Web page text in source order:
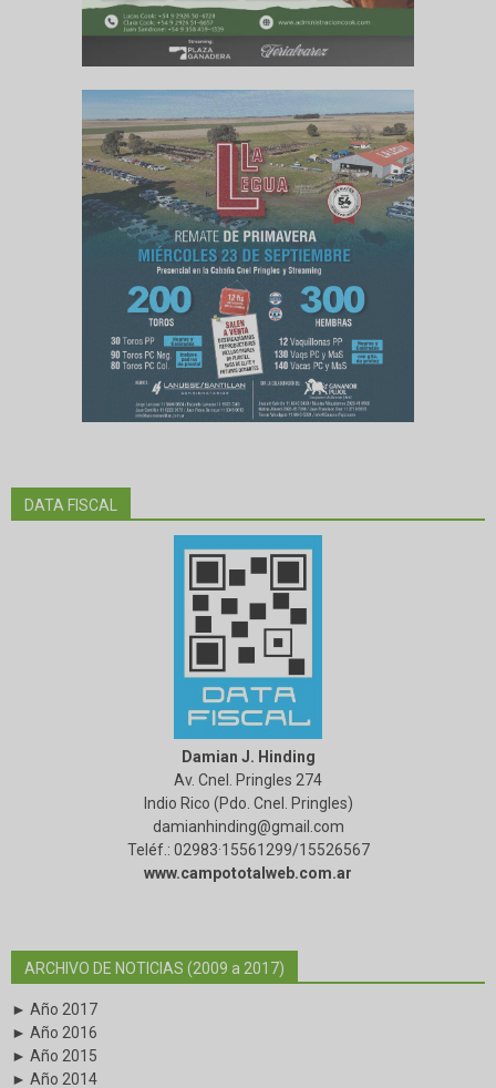
DATA FISCAL
Damian J. Hinding
Av. Cnel. Pringles 274
Indio Rico (Pdo. Cnel. Pringles)
damianhinding@gmail.com
Teléf.: 02983·15561299/15526567
www.campototalweb.com.ar
ARCHIVO DE NOTICIAS (2009 a 2017)
► Año 2017
► Año 2016
► Año 2015
► Año 2014